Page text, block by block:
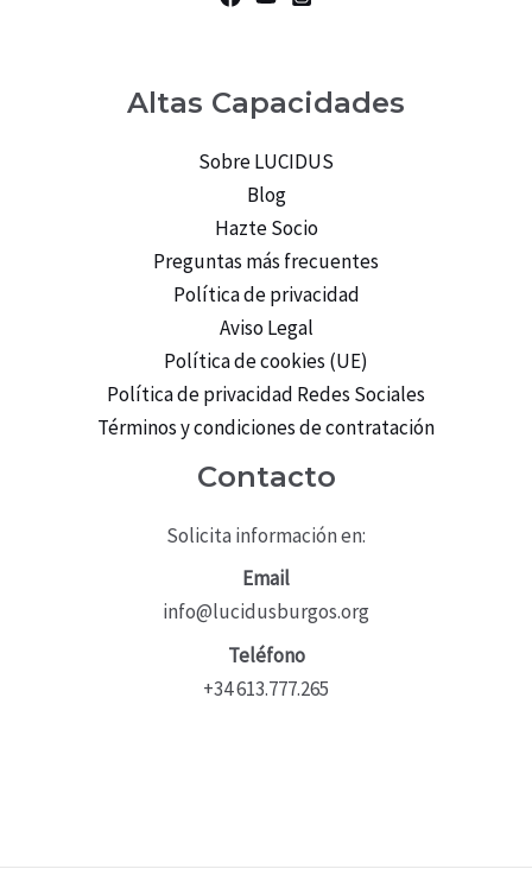
Altas Capacidades
Sobre LUCIDUS
Blog
Hazte Socio
Preguntas más frecuentes
Política de privacidad
Aviso Legal
Política de cookies (UE)
Política de privacidad Redes Sociales
Términos y condiciones de contratación
Contacto
Solicita información en:
Email
info@lucidusburgos.org
Teléfono
+34 613.777.265